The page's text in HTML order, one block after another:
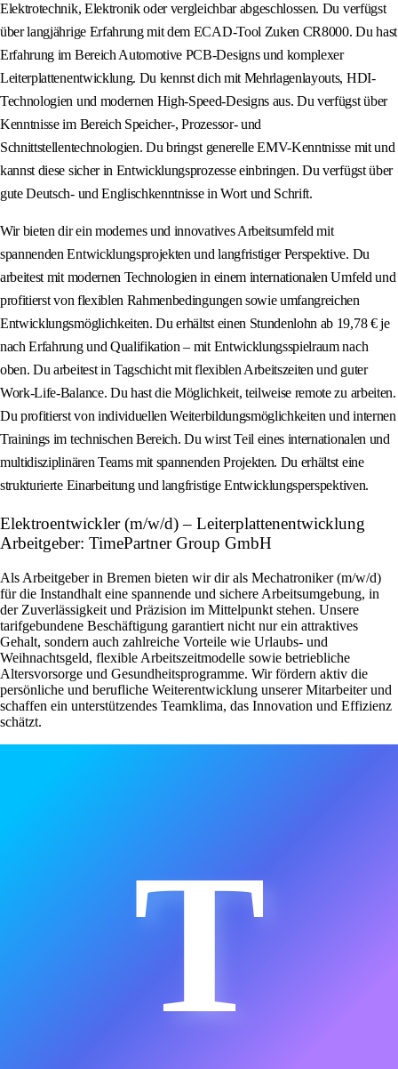
Elektrotechnik, Elektronik oder vergleichbar abgeschlossen. Du verfügst
über langjährige Erfahrung mit dem ECAD-Tool Zuken CR8000. Du hast
Erfahrung im Bereich Automotive PCB-Designs und komplexer
Leiterplattenentwicklung. Du kennst dich mit Mehrlagenlayouts, HDI-
Technologien und modernen High-Speed-Designs aus. Du verfügst über
Kenntnisse im Bereich Speicher-, Prozessor- und
Schnittstellentechnologien. Du bringst generelle EMV-Kenntnisse mit und
kannst diese sicher in Entwicklungsprozesse einbringen. Du verfügst über
gute Deutsch- und Englischkenntnisse in Wort und Schrift.
Wir bieten dir ein modernes und innovatives Arbeitsumfeld mit
spannenden Entwicklungsprojekten und langfristiger Perspektive. Du
arbeitest mit modernen Technologien in einem internationalen Umfeld und
profitierst von flexiblen Rahmenbedingungen sowie umfangreichen
Entwicklungsmöglichkeiten. Du erhältst einen Stundenlohn ab 19,78 € je
nach Erfahrung und Qualifikation – mit Entwicklungsspielraum nach
oben. Du arbeitest in Tagschicht mit flexiblen Arbeitszeiten und guter
Work-Life-Balance. Du hast die Möglichkeit, teilweise remote zu arbeiten.
Du profitierst von individuellen Weiterbildungsmöglichkeiten und internen
Trainings im technischen Bereich. Du wirst Teil eines internationalen und
multidisziplinären Teams mit spannenden Projekten. Du erhältst eine
strukturierte Einarbeitung und langfristige Entwicklungsperspektiven.
Elektroentwickler (m/w/d) – Leiterplattenentwicklung
Arbeitgeber: TimePartner Group GmbH
Als Arbeitgeber in Bremen bieten wir dir als Mechatroniker (m/w/d)
für die Instandhalt eine spannende und sichere Arbeitsumgebung, in
der Zuverlässigkeit und Präzision im Mittelpunkt stehen. Unsere
tarifgebundene Beschäftigung garantiert nicht nur ein attraktives
Gehalt, sondern auch zahlreiche Vorteile wie Urlaubs- und
Weihnachtsgeld, flexible Arbeitszeitmodelle sowie betriebliche
Altersvorsorge und Gesundheitsprogramme. Wir fördern aktiv die
persönliche und berufliche Weiterentwicklung unserer Mitarbeiter und
schaffen ein unterstützendes Teamklima, das Innovation und Effizienz
schätzt.
T